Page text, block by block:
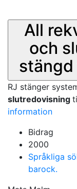
All
och
stängd
RJ stänger
slutredovisning
information
Bidrag
2000
Språkliga
barock.